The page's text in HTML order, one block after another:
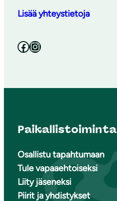
Lisää yhteystietoja
Facebook Instagram
Paikallistoiminta
Osallistu tapahtumaan
Tule vapaaehtoiseksi
Liity jäseneksi
Piirit ja yhdistykset